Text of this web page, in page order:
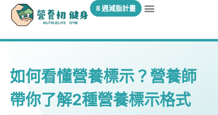
8 週減脂計畫
如何看懂營養標示？營養師
帶你了解2種營養標示格式